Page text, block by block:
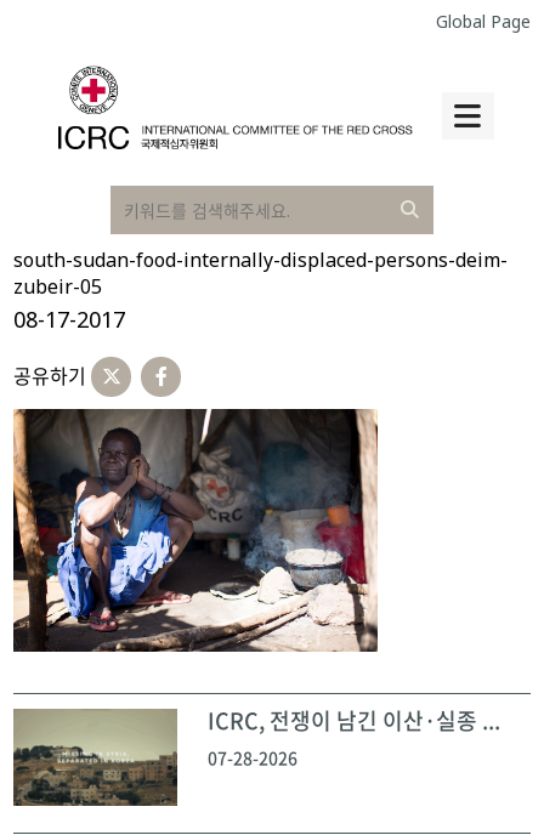
Global Page
south-sudan-food-internally-displaced-persons-deim-
zubeir-05
08-17-2017
공유하기
ICRC, 전쟁이 남긴 이산·실종 ...
07-28-2026